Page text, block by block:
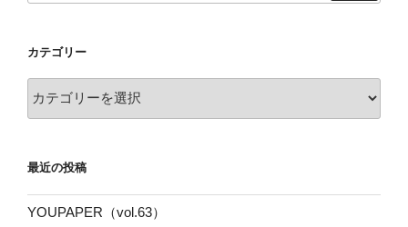
カテゴリー
テ
ー
最近の投稿
YOUPAPER（vol.63）